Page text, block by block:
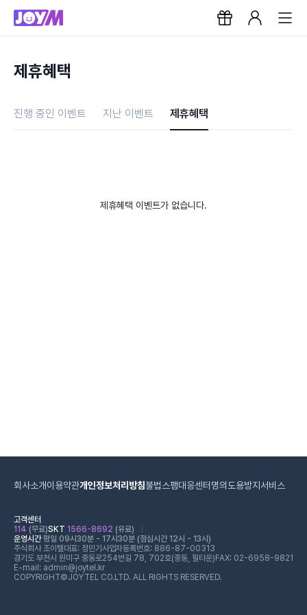
제휴혜택
진행 중인 이벤트 지난 이벤트 제휴혜택
제휴혜택 이벤트가 없습니다.
회사소개이용약관개인정보처리방침불법스팸대응센터 명의도용방지서비스
고객센터
114 (무료)SKT 1566-8692 (유료)
운영시간평일 09시30분 - 17시30분 (점심시간 12시 - 13시)
주식회사 조이텔대표: 정민기 사업자등록번호: 886-87-00313
경기도 부천시 원미구 중동로254번길 78, 702호(중동, 필타운) FAX: 02-6958-9821
E-mail: admin@joytel.kr
COPYRIGHT©JOYTEL CO.LTD. ALL RIGHTS RESERVED.